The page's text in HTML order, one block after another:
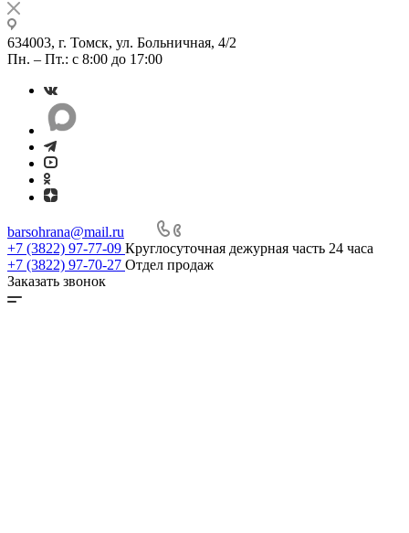
634003, г. Томск, ул. Больничная, 4/2
Пн. – Пт.: с 8:00 до 17:00
barsohrana@mail.ru
+7 (3822) 97-77-09 Круглосуточная дежурная часть 24 часа
+7 (3822) 97-70-27 Отдел продаж
Заказать звонок